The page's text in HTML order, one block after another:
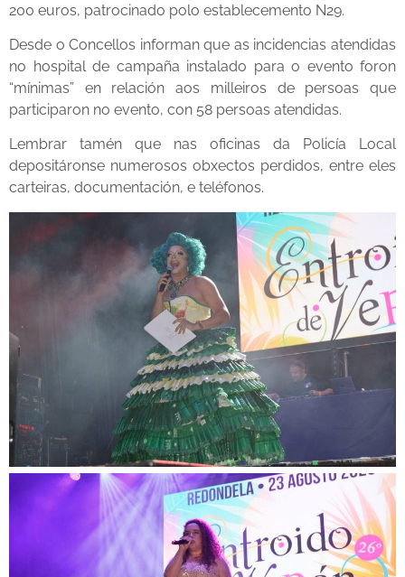
200 euros, patrocinado polo establecemento N29.
Desde o Concellos informan que as incidencias atendidas
no hospital de campaña instalado para o evento foron
“mínimas” en relación aos milleiros de persoas que
participaron no evento, con 58 persoas atendidas.
Lembrar tamén que nas oficinas da Policía Local
depositáronse numerosos obxectos perdidos, entre eles
carteiras, documentación, e teléfonos.